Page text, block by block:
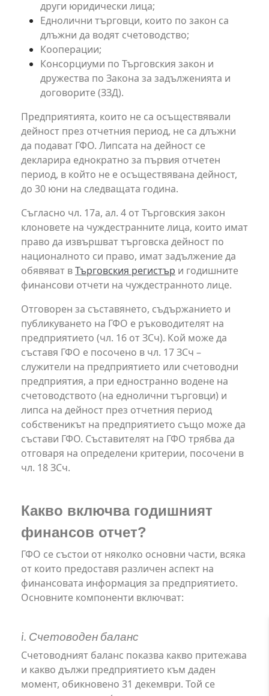
други юридически лица;
Еднолични търговци, които по закон са
длъжни да водят счетоводство;
Кооперации;
Консорциуми по Търговския закон и
дружества по Закона за задълженията и
договорите (ЗЗД).
Предприятията, които не са осъществявали
дейност през отчетния период, не са длъжни
да подават ГФО. Липсата на дейност се
декларира еднократно за първия отчетен
период, в който не е осъществявана дейност,
до 30 юни на следващата година.
Съгласно чл. 17а, ал. 4 от Търговския закон
клоновете на чуждестранните лица, които имат
право да извършват търговска дейност по
националното си право, имат задължение да
обявяват вТърговския регистър и годишните
финансови отчети на чуждестранното лице.
Отговорен за съставянето, съдържанието и
публикуването на ГФО е ръководителят на
предприятието (чл. 16 от ЗСч). Кой може да
съставя ГФО е посочено в чл. 17 ЗСч –
служители на предприятието или счетоводни
предприятия, а при едностранно водене на
счетоводството (на еднолични търговци) и
липса на дейност през отчетния период
собственикът на предприятието също може да
състави ГФО. Съставителят на ГФО трябва да
отговаря на определени критерии, посочени в
чл. 18 ЗСч.
Какво включва годишният
финансов отчет?
ГФО се състои от няколко основни части, всяка
от които предоставя различен аспект на
финансовата информация за предприятието.
Основните компоненти включват:
i. Счетоводен баланс
Счетоводният баланс показва какво притежава
и какво дължи предприятието към даден
момент, обикновено 31 декември. Той се